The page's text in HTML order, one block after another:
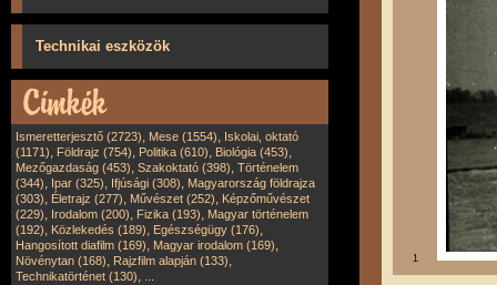
Technikai eszközök
Ismeretterjesztő (2723), Mese (1554), Iskolai, oktató
(1171), Földrajz (754), Politika (610), Biológia (453),
Mezőgazdaság (453), Szakoktató (398), Történelem
(344), Ipar (325), Ifjúsági (308), Magyarország földrajza
(303), Életrajz (277), Művészet (252), Képzőművészet
(229), Irodalom (200), Fizika (193), Magyar történelem
(192), Közlekedés (189), Egészségügy (176),
Hangosított diafilm (169), Magyar irodalom (169),
Növénytan (168), Rajzfilm alapján (133),
Technikatörténet (130),
1